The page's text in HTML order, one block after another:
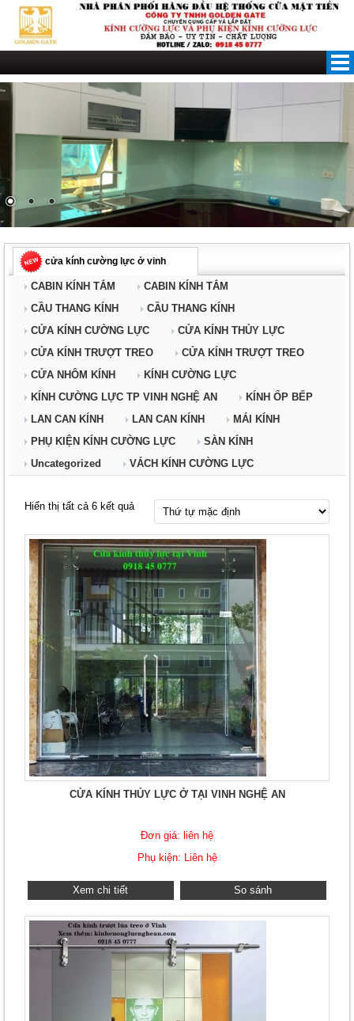
Skip
content
cửa kính cường lực ở vinh
CABIN KÍNH TẮM
CABIN KÍNH TẮM
CẦU THANG KÍNH
CẦU THANG KÍNH
CỬA KÍNH CƯỜNG LỰC
CỬA KÍNH THỦY LỰC
CỬA KÍNH TRƯỢT TREO
CỬA KÍNH TRƯỢT TREO
CỬA NHÔM KÍNH
KÍNH CƯỜNG LỰC
KÍNH CƯỜNG LỰC TP VINH NGHỆ AN
KÍNH ỐP BẾP
LAN CAN KÍNH
LAN CAN KÍNH
MÁI KÍNH
PHỤ KIỆN KÍNH CƯỜNG LỰC
SÀN KÍNH
Uncategorized
VÁCH KÍNH CƯỜNG LỰC
Hiển thị tất cả 6 kết quả
CỬA KÍNH THỦY LỰC Ở TẠI VINH NGHỆ AN
Đơn giá: liên hệ
Phụ kiện: Liên hệ
Xem chi tiết So sánh